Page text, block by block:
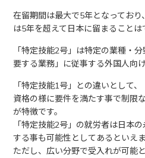
在留期間は最大で5年となってお
は5年を超えて日本に留まることは
「特定技能2号」は特定の業種・
要する業務」に従事する外国人向
「特定技能1号」との違いとして
資格の様に要件を満たす事で制限
が特徴です。
「特定技能2号」の就労者は日本
する事も可能性としてあるといえま
ただし、広い分野で受入れが可能